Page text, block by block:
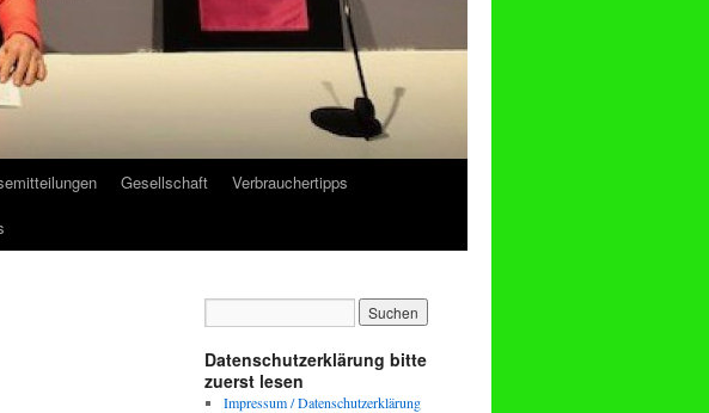
Gesellschaft
Verbrauchertipps
Datenschutzerklärung bitte
zuerst lesen
Impressum / Datenschutzerklärung